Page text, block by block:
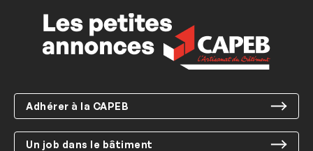
Adhérer à la CAPEB
Un job dans le bâtiment